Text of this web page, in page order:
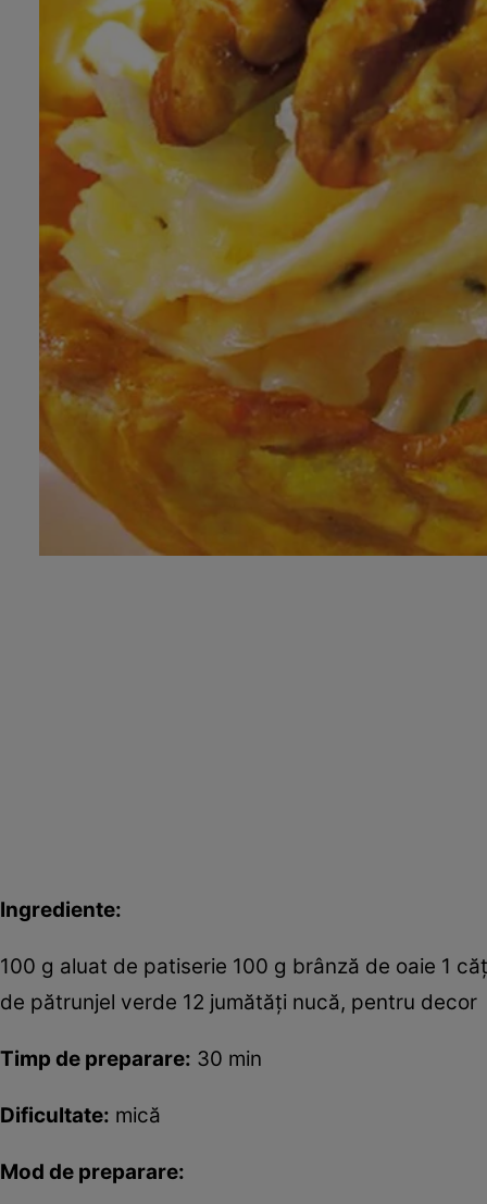
Ingrediente:
100 g aluat de patiserie 100 g brânză de oaie 1
de pătrunjel verde 12 jumătăţi nucă, pentru decor
Timp de preparare: 30 min
Dificultate: mică
Mod de preparare: